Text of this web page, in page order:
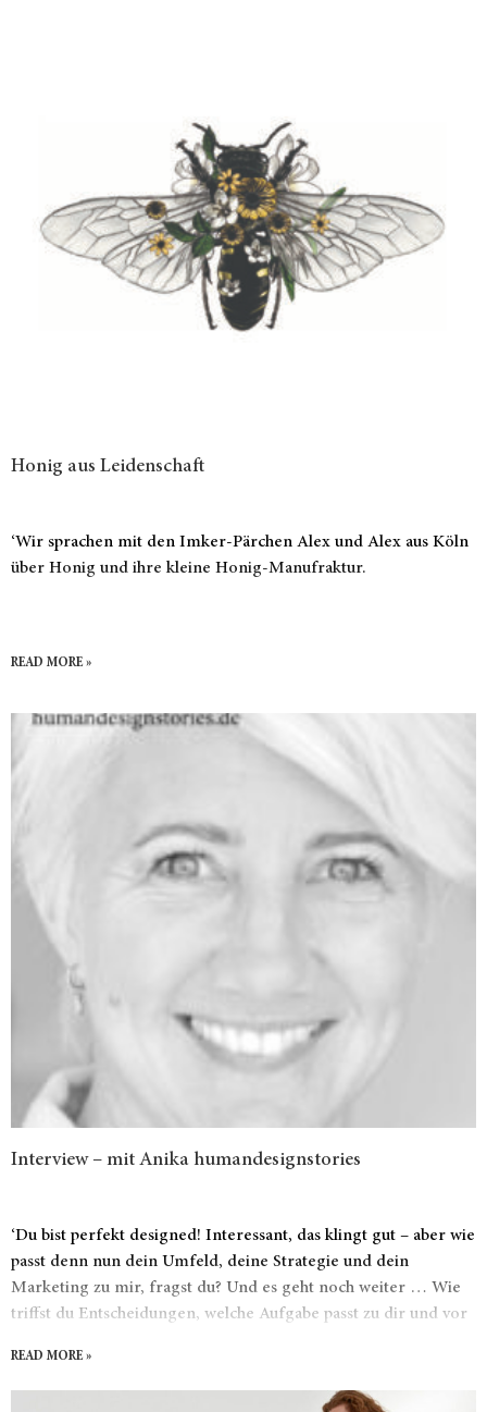
Honig aus Leidenschaft
‘Wir sprachen mit den Imker-Pärchen Alex und Alex aus Köln
über Honig und ihre kleine Honig-Manufraktur.
READ MORE »
Interview – mit Anika humandesignstories
‘Du bist perfekt designed! Interessant, das klingt gut – aber wie
passt denn nun dein Umfeld, deine Strategie und dein
Marketing zu mir, fragst du? Und es geht noch weiter … Wie
triffst du Entscheidungen, welche Aufgabe passt zu dir und vor
für dich ist.
READ MORE »